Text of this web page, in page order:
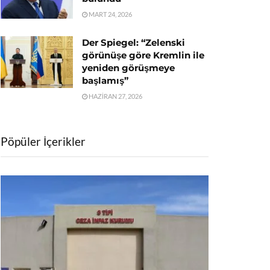
MART 24, 2026
Der Spiegel: “Zelenski
görünüşe göre Kremlin ile
yeniden görüşmeye
başlamış”
HAZIRAN 27, 2026
Pöpüler İçerikler